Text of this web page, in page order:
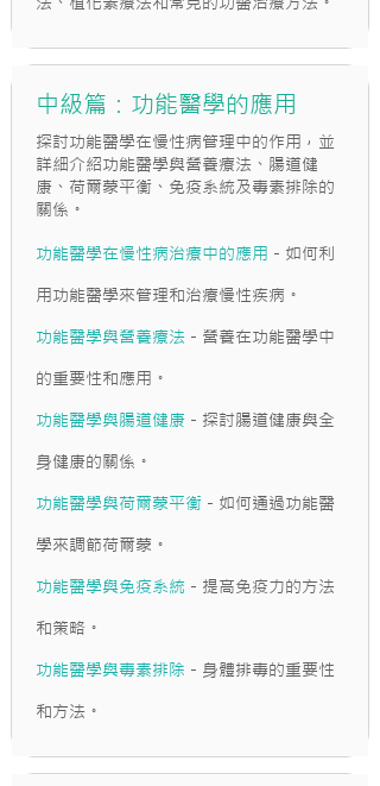
中級篇：功能醫學的應用​
探討功能醫學在慢性病管理中的作用，並
詳細介紹功能醫學與營養療法、腸道健
康、荷爾蒙平衡、免疫系統及毒素排除的
關係。
功能醫學在慢性病治療中的應用 - 如何利
用功能醫學來管理和治療慢性疾病。
功能醫學與營養療法 - 營養在功能醫學中
的重要性和應用。
功能醫學與腸道健康 - 探討腸道健康與全
身健康的關係。
功能醫學與荷爾蒙平衡 - 如何通過功能醫
學來調節荷爾蒙。
功能醫學與免疫系統 - 提高免疫力的方法
和策略。
功能醫學與毒素排除 - 身體排毒的重要性
和方法。